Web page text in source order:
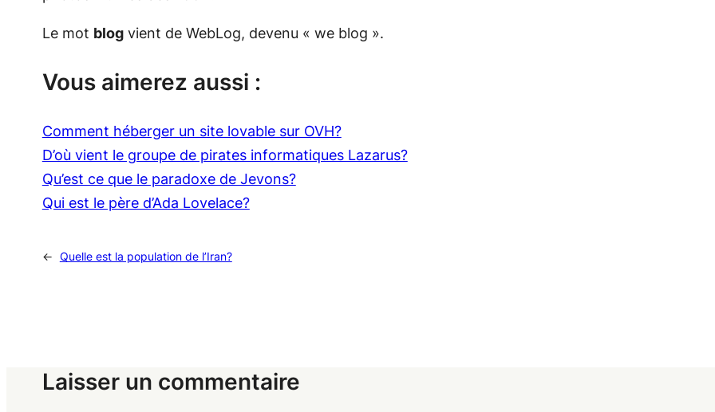
Le mot blogvient de WebLog, devenu « we blog ».
Vous aimerez aussi :
Comment héberger un site lovable sur OVH?
D’où vient le groupe de pirates informatiques Lazarus?
Qu’est ce que le paradoxe de Jevons?
Qui est le père d’Ada Lovelace?
← Quelle est la population de l’Iran?
Laisser un commentaire